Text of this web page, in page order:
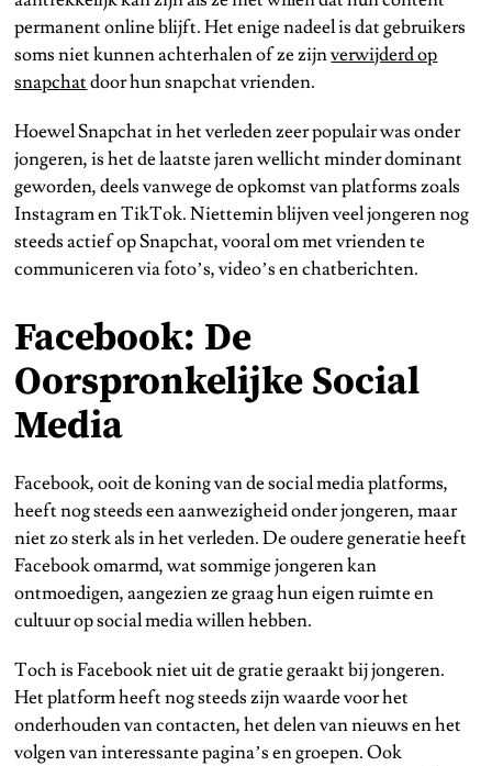
permanent online blijft. Het enige nadeel is dat gebruikers
soms niet kunnen achterhalen of ze zijnverwijderd op
snapchatdoor hun snapchat vrienden.
Hoewel Snapchat in het verleden zeer populair was onder
jongeren, is het de laatste jaren wellicht minder dominant
geworden, deels vanwege de opkomst van platforms zoals
Instagram en TikTok. Niettemin blijven veel jongeren nog
steeds actief op Snapchat, vooral om met vrienden te
communiceren via foto’s, video’s en chatberichten.
Facebook: De
Oorspronkelijke Social
Media
Facebook, ooit de koning van de social media platforms,
heeft nog steeds een aanwezigheid onder jongeren, maar
niet zo sterk als in het verleden. De oudere generatie heeft
Facebook omarmd, wat sommige jongeren kan
ontmoedigen, aangezien ze graag hun eigen ruimte en
cultuur op social media willen hebben.
Toch is Facebook niet uit de gratie geraakt bij jongeren.
Het platform heeft nog steeds zijn waarde voor het
onderhouden van contacten, het delen van nieuws en het
volgen van interessante pagina’s en groepen. Ook